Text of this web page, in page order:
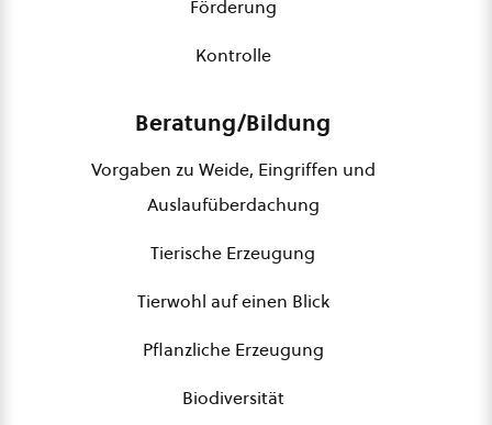
Förderung
Kontrolle
Beratung/Bildung
Vorgaben zu Weide, Eingriffen und
Auslaufüberdachung
Tierische Erzeugung
Tierwohl auf einen Blick
Pflanzliche Erzeugung
Biodiversität